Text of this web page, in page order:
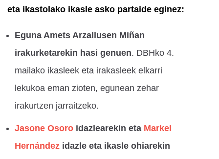
eta ikastolako ikasle asko partaide eginez:
Eguna Amets Arzallusen Miñan
irakurketarekin hasi genuen. DBHko 4.
mailako ikasleek eta irakasleek elkarri
lekukoa eman zioten, egunean zehar
irakurtzen jarraitzeko.
Jasone Osoro idazlearekin eta Markel
Hernández idazle eta ikasle ohiarekin